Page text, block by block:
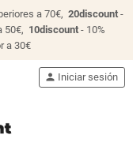
a 70€, 20discount-
50€, 10discount- 10%
a 30€
person Iniciar sesión